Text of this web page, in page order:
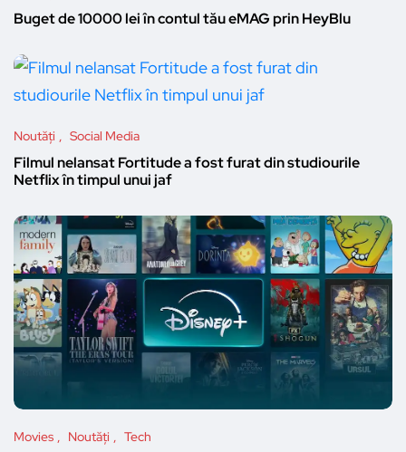
Buget de 10000 lei în contul tău eMAG prin HeyBlu
Noutăți Social Media
Filmul nelansat Fortitude a fost furat din studiourile
Netflix în timpul unui jaf
Movies Noutăți Tech